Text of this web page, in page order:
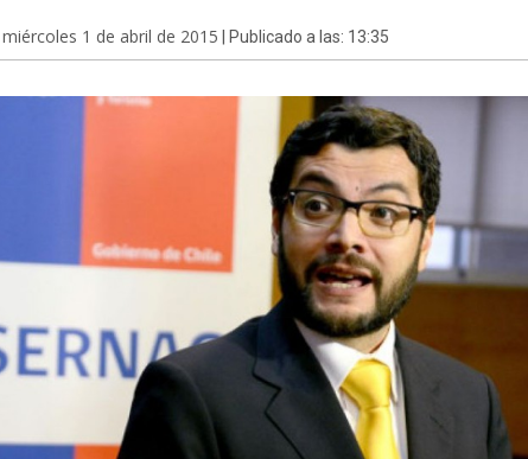
miércoles 1 de abril de 2015 | Publicado a las: 13:35